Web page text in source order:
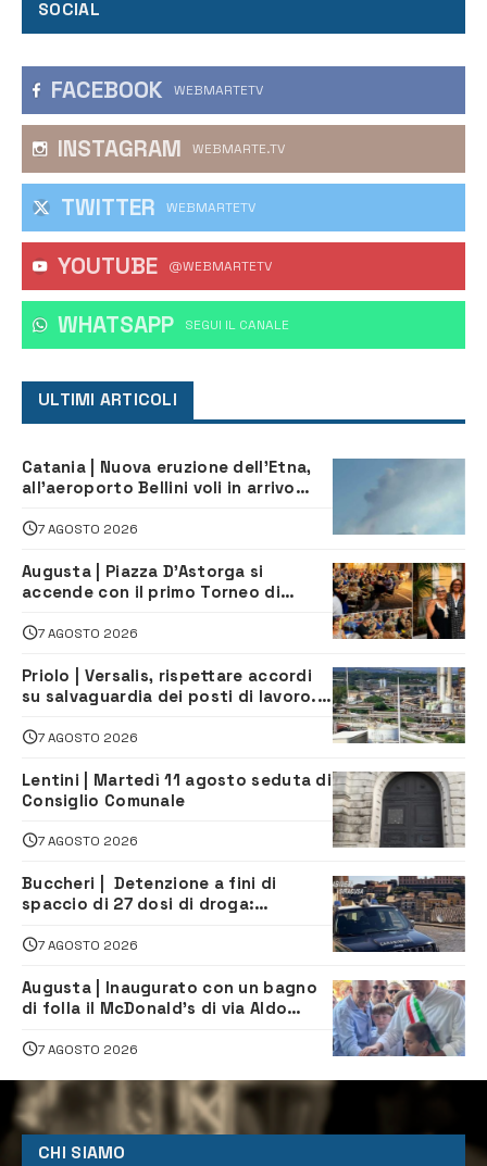
SOCIAL
FACEBOOK WEBMARTETV
INSTAGRAM WEBMARTE.TV
TWITTER WEBMARTETV
YOUTUBE @WEBMARTETV
WHATSAPP ‎SEGUI IL CANALE
ULTIMI ARTICOLI
Catania | Nuova eruzione dell’Etna,
all’aeroporto Bellini voli in arrivo
7 AGOSTO 2026
Augusta | Piazza D’Astorga si
accende con il primo Torneo di
7 AGOSTO 2026
Priolo | Versalis, rispettare accordi
su salvaguardia dei posti di lavoro. Il
7 AGOSTO 2026
Lentini | Martedì 11 agosto seduta di
Consiglio Comunale
7 AGOSTO 2026
Buccheri | Detenzione a fini di
spaccio di 27 dosi di droga:
7 AGOSTO 2026
Augusta | Inaugurato con un bagno
di folla il McDonald’s di via Aldo
7 AGOSTO 2026
CHI SIAMO